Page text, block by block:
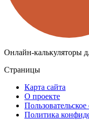
Онлайн-калькуляторы
Страницы
Карта сайта
О проекте
Политика